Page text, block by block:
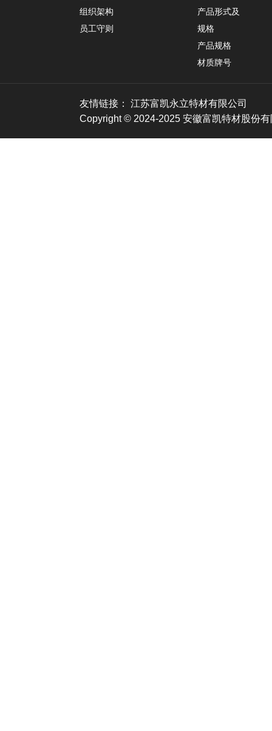
组织架构
员工守则
产品形式及
规格
产品规格
材质牌号
友情链接： 江苏富凯永立特材有限公司
Copyright © 2024-2025 安徽富凯特材股份